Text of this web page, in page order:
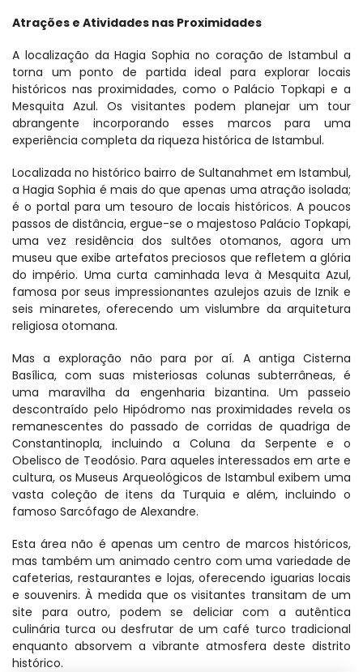
Atrações e Atividades nas Proximidades
A localização da Hagia Sophia no coração de Istambul a
torna um ponto de partida ideal para explorar locais
históricos nas proximidades, como o Palácio Topkapi e a
Mesquita Azul. Os visitantes podem planejar um tour
abrangente incorporando esses marcos para uma
experiência completa da riqueza histórica de Istambul.
Localizada no histórico bairro de Sultanahmet em Istambul,
a Hagia Sophia é mais do que apenas uma atração isolada;
é o portal para um tesouro de locais históricos. A poucos
passos de distância, ergue-se o majestoso Palácio Topkapi,
uma vez residência dos sultões otomanos, agora um
museu que exibe artefatos preciosos que refletem a glória
do império. Uma curta caminhada leva à Mesquita Azul,
famosa por seus impressionantes azulejos azuis de Iznik e
seis minaretes, oferecendo um vislumbre da arquitetura
religiosa otomana.
Mas a exploração não para por aí. A antiga Cisterna
Basílica, com suas misteriosas colunas subterrâneas, é
uma maravilha da engenharia bizantina. Um passeio
descontraído pelo Hipódromo nas proximidades revela os
remanescentes do passado de corridas de quadriga de
Constantinopla, incluindo a Coluna da Serpente e o
Obelisco de Teodósio. Para aqueles interessados em arte e
cultura, os Museus Arqueológicos de Istambul exibem uma
vasta coleção de itens da Turquia e além, incluindo o
famoso Sarcófago de Alexandre.
Esta área não é apenas um centro de marcos históricos,
mas também um animado centro com uma variedade de
cafeterias, restaurantes e lojas, oferecendo iguarias locais
e souvenirs. À medida que os visitantes transitam de um
site para outro, podem se deliciar com a autêntica
culinária turca ou desfrutar de um café turco tradicional
enquanto absorvem a vibrante atmosfera deste distrito
histórico.